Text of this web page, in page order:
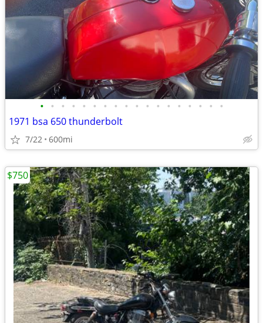
• • • • • • • • • • • • • • • • • •
1971 bsa 650 thunderbolt
7/22 600mi
$750